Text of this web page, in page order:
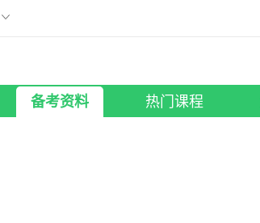
片修改
笔试课程
| 面试课程
备考资料 热门课程